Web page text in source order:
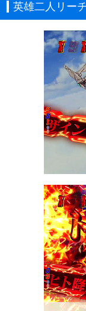
英雄二人リー